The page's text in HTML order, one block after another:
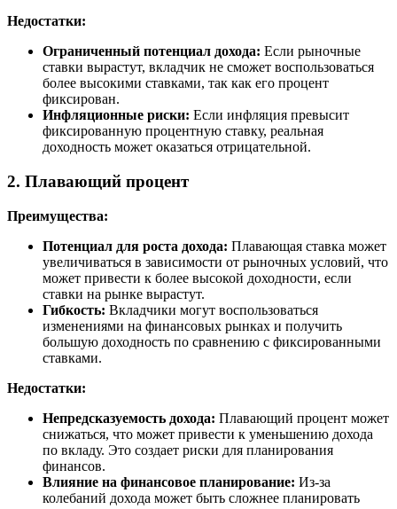
Недостатки:
Ограниченный потенциал дохода: Если рыночные
ставки вырастут, вкладчик не сможет воспользоваться
более высокими ставками, так как его процент
фиксирован.
Инфляционные риски: Если инфляция превысит
фиксированную процентную ставку, реальная
доходность может оказаться отрицательной.
2. Плавающий процент
Преимущества:
Потенциал для роста дохода: Плавающая ставка может
увеличиваться в зависимости от рыночных условий, что
может привести к более высокой доходности, если
ставки на рынке вырастут.
Гибкость: Вкладчики могут воспользоваться
изменениями на финансовых рынках и получить
большую доходность по сравнению с фиксированными
ставками.
Недостатки:
Непредсказуемость дохода: Плавающий процент может
снижаться, что может привести к уменьшению дохода
по вкладу. Это создает риски для планирования
финансов.
Влияние на финансовое планирование: Из-за
колебаний дохода может быть сложнее планировать